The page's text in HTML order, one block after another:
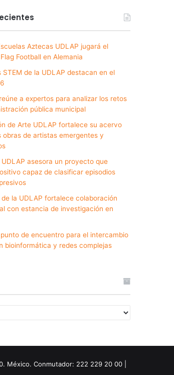
Aztecas UDLAP jugará el
Football en Alemania
STEM de la UDLAP destacan en el
a expertos para analizar los retos
pública municipal
de Arte UDLAP fortalece su acervo
obras de artistas emergentes y
asesora un proyecto que
capaz de clasificar episodios
la UDLAP fortalece colaboración
con estancia de investigación en
punto de encuentro para el intercambio
bioinformática y redes complejas
México. Conmutador: 222 229 20 00 |